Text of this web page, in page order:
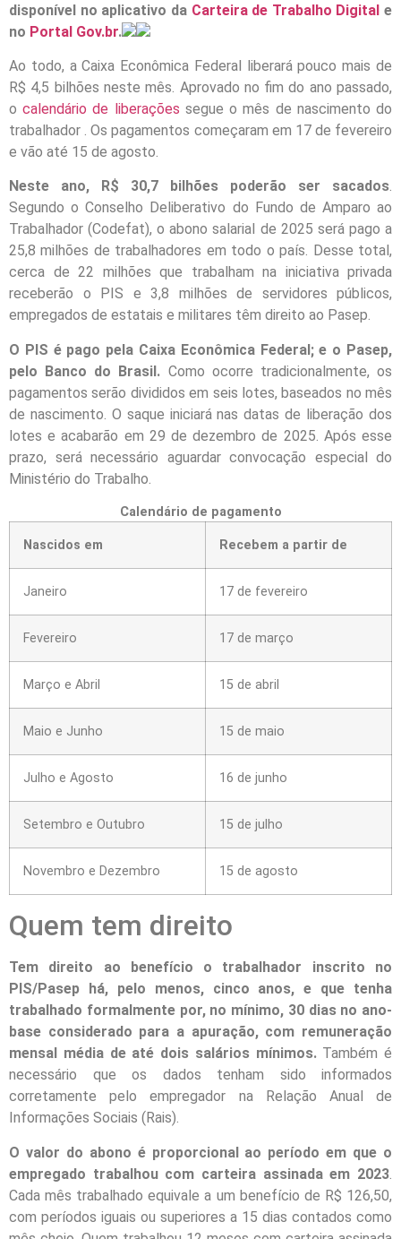
disponível no aplicativo da Carteira de Trabalho Digital e
no Portal Gov.br.
Ao todo, a Caixa Econômica Federal liberará pouco mais de
R$ 4,5 bilhões neste mês. Aprovado no fim do ano passado,
o calendário de liberações segue o mês de nascimento do
trabalhador . Os pagamentos começaram em 17 de fevereiro
e vão até 15 de agosto.
Neste ano, R$ 30,7 bilhões poderão ser sacados.
Segundo o Conselho Deliberativo do Fundo de Amparo ao
Trabalhador (Codefat), o abono salarial de 2025 será pago a
25,8 milhões de trabalhadores em todo o país. Desse total,
cerca de 22 milhões que trabalham na iniciativa privada
receberão o PIS e 3,8 milhões de servidores públicos,
empregados de estatais e militares têm direito ao Pasep.
O PIS é pago pela Caixa Econômica Federal; e o Pasep,
pelo Banco do Brasil. Como ocorre tradicionalmente, os
pagamentos serão divididos em seis lotes, baseados no mês
de nascimento. O saque iniciará nas datas de liberação dos
lotes e acabarão em 29 de dezembro de 2025. Após esse
prazo, será necessário aguardar convocação especial do
Ministério do Trabalho.
Calendário de pagamento
Nascidos em Recebem a partir de
Janeiro 17 de fevereiro
Fevereiro 17 de março
Março e Abril 15 de abril
Maio e Junho 15 de maio
Julho e Agosto 16 de junho
Setembro e Outubro 15 de julho
Novembro e Dezembro 15 de agosto
Quem tem direito
Tem direito ao benefício o trabalhador inscrito no
PIS/Pasep há, pelo menos, cinco anos, e que tenha
trabalhado formalmente por, no mínimo, 30 dias no ano-
base considerado para a apuração, com remuneração
mensal média de até dois salários mínimos. Também é
necessário que os dados tenham sido informados
corretamente pelo empregador na Relação Anual de
Informações Sociais (Rais).
O valor do abono é proporcional ao período em que o
empregado trabalhou com carteira assinada em 2023
Cada mês trabalhado equivale a um benefício de R$ 126,50,
com períodos iguais ou superiores a 15 dias contados como